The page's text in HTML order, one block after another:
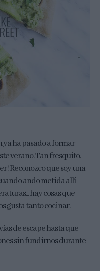
ya ha pasado a formar
verano. Tan fresquito,
Reconozco que soy una
ando metida allí
hay cosas que
gusta tanto cocinar.
de escape hasta que
sin fundirnos durante